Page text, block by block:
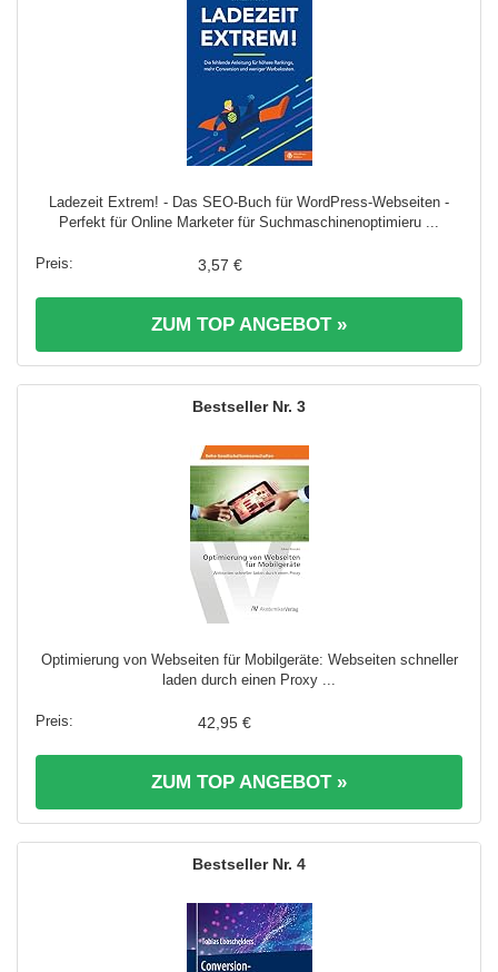
Ladezeit Extrem! - Das SEO-Buch für WordPress-Webseiten -
Perfekt für Online Marketer für Suchmaschinenoptimieru ...
3,57 €
ZUM TOP ANGEBOT »
3
Optimierung von Webseiten für Mobilgeräte: Webseiten schneller
laden durch einen Proxy ...
42,95 €
ZUM TOP ANGEBOT »
4